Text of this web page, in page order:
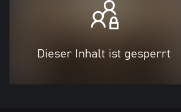
Dieser Inhalt ist gesperrt